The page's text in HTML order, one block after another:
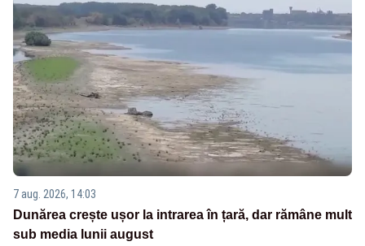
7 aug. 2026, 14:03
Dunărea crește ușor la intrarea în țară, dar rămâne mult
sub media lunii august